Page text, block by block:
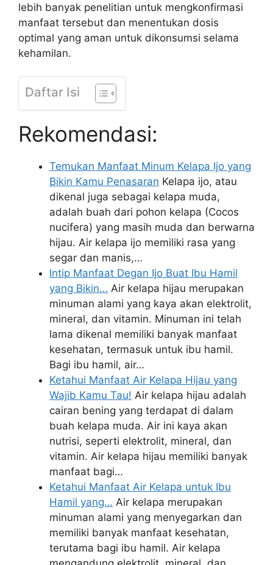
lebih banyak penelitian untuk mengkonfirmasi
manfaat tersebut dan menentukan dosis
optimal yang aman untuk dikonsumsi selama
kehamilan.
Daftar Isi
Rekomendasi:
Temukan Manfaat Minum Kelapa Ijo yang
Bikin Kamu Penasaran Kelapa ijo, atau
dikenal juga sebagai kelapa muda,
adalah buah dari pohon kelapa (Cocos
nucifera) yang masih muda dan berwarna
hijau. Air kelapa ijo memiliki rasa yang
segar dan manis,…
Intip Manfaat Degan Ijo Buat Ibu Hamil
yang Bikin… Air kelapa hijau merupakan
minuman alami yang kaya akan elektrolit,
mineral, dan vitamin. Minuman ini telah
lama dikenal memiliki banyak manfaat
kesehatan, termasuk untuk ibu hamil.
Bagi ibu hamil, air…
Ketahui Manfaat Air Kelapa Hijau yang
Wajib Kamu Tau! Air kelapa hijau adalah
cairan bening yang terdapat di dalam
buah kelapa muda. Air ini kaya akan
nutrisi, seperti elektrolit, mineral, dan
vitamin. Air kelapa hijau memiliki banyak
manfaat bagi…
Ketahui Manfaat Air Kelapa untuk Ibu
Hamil yang… Air kelapa merupakan
minuman alami yang menyegarkan dan
memiliki banyak manfaat kesehatan,
terutama bagi ibu hamil. Air kelapa